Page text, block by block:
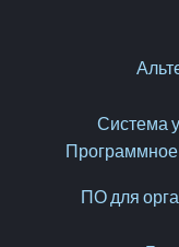
Система
Программное
ПО для